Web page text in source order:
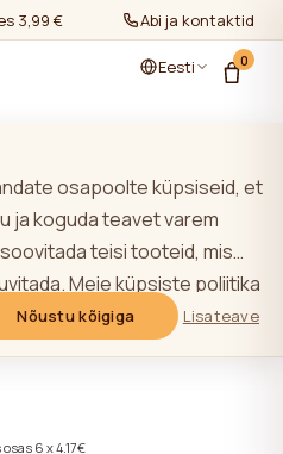
3,99 € Abi ja kontaktid
Eesti 0
voodilina alt
6 x 4.17€
osapoolte küpsiseid, et
ja koguda teavet varem
teisi tooteid, mis
Meie küpsiste poliitika
nupule "Lisateave".
kasutamisega, klõpsates
Kui veebisaidi kasutaja
salvestatakse veebisaidil
Nõustu kõigiga Lisateave